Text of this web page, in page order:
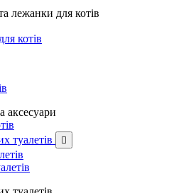
лежанки для котів
котів
аксесуари
туалетів
